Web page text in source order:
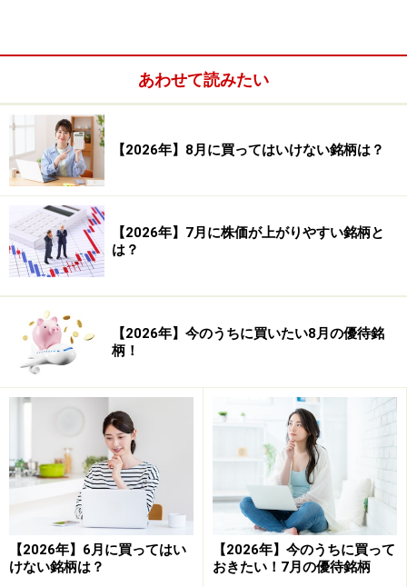
■検証結果■
システムトレードの達人
勝率： 76.47 ％
あわせて読みたい
【2026年】8月に買ってはいけない銘柄は？
【2026年】7月に株価が上がりやすい銘柄と
は？
【2026年】今のうちに買いたい8月の優待銘
柄！
【2026年】6月に買ってはい
けない銘柄は？
【2026年】今のうちに買って
おきたい！7月の優待銘柄